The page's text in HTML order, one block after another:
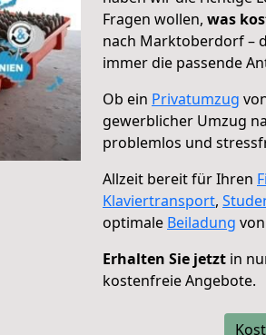
Fragen wollen, was
nach Marktoberdorf –
immer die passende
Ob ein Privatumzug
gewerblicher Umzug
problemlos und
Allzeit bereit für Ihren
Klaviertransport,
optimale Beiladung
Erhalten Sie jetzt in
kostenfreie Angebote.